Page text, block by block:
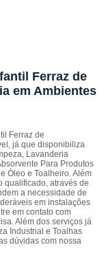
Ferraz de
em Ambientes
Ferraz de
já que disponibiliza
Lavanderia
Para Produtos
Óleo e Toalheiro. Além
qualificado, através de
a necessidade de
em instalações
em contato com
Além dos serviços já
Industrial e Toalhas
dúvidas com nossa